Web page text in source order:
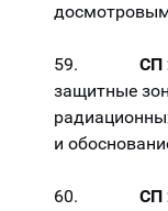
59. СП
защитные
и
60. СП